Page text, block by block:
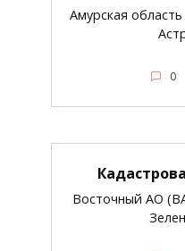
Амурская
0
Восточный АО